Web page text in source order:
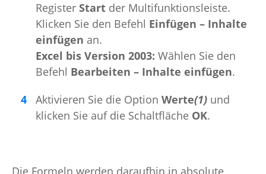
Register Start der Multifunktionsleiste.
Klicken Sie den Befehl Einfügen – Inhalte
einfügen an.
Excel bis Version 2003: Wählen Sie den
Befehl Bearbeiten – Inhalte einfügen.
Aktivieren Sie die Option Werte(1) und
klicken Sie auf die Schaltfläche OK.